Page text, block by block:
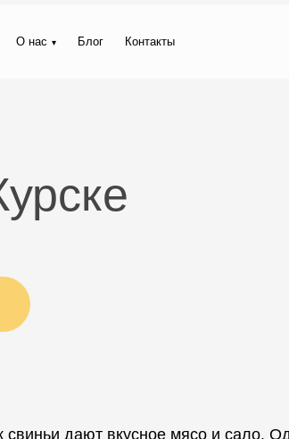
О нас Блог Контакты
дают вкусное мясо и сало.